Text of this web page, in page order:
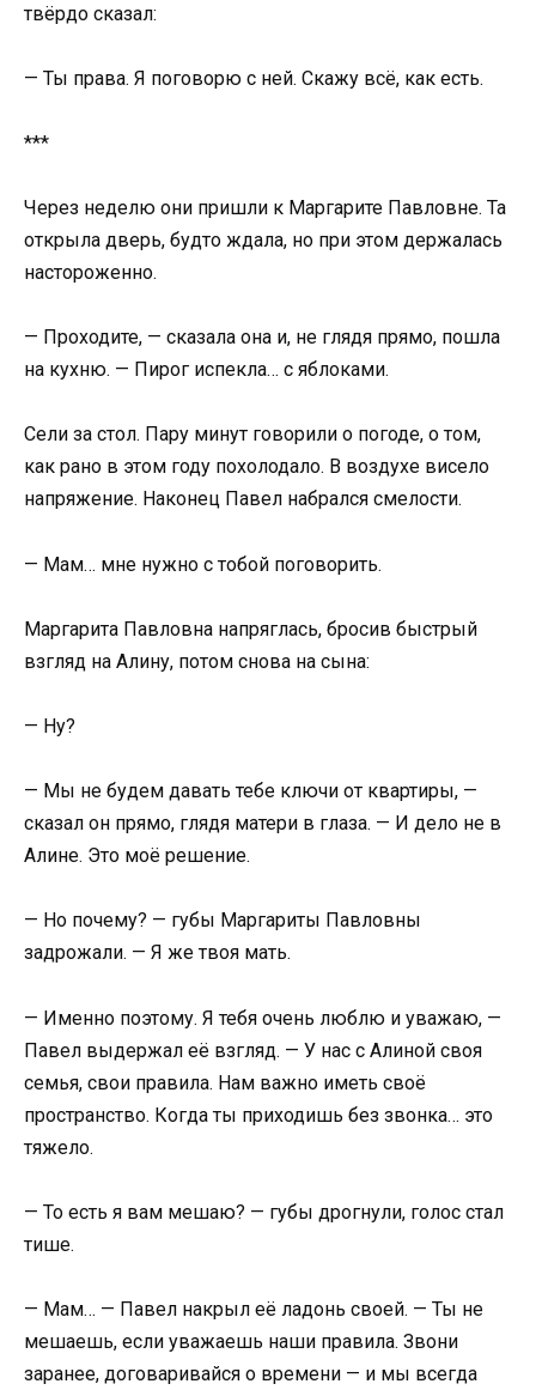
твёрдо сказал:
— Ты права. Я поговорю с ней. Скажу всё, как есть.
***
Через неделю они пришли к Маргарите Павловне. Та
открыла дверь, будто ждала, но при этом держалась
настороженно.
— Проходите, — сказала она и, не глядя прямо, пошла
на кухню. — Пирог испекла… с яблоками.
Сели за стол. Пару минут говорили о погоде, о том,
как рано в этом году похолодало. В воздухе висело
напряжение. Наконец Павел набрался смелости.
— Мам… мне нужно с тобой поговорить.
Маргарита Павловна напряглась, бросив быстрый
взгляд на Алину, потом снова на сына:
— Ну?
— Мы не будем давать тебе ключи от квартиры, —
сказал он прямо, глядя матери в глаза. — И дело не в
Алине. Это моё решение.
— Но почему? — губы Маргариты Павловны
задрожали. — Я же твоя мать.
— Именно поэтому. Я тебя очень люблю и уважаю, —
Павел выдержал её взгляд. — У нас с Алиной своя
семья, свои правила. Нам важно иметь своё
пространство. Когда ты приходишь без звонка… это
тяжело.
— То есть я вам мешаю? — губы дрогнули, голос стал
тише.
— Мам… — Павел накрыл её ладонь своей. — Ты не
мешаешь, если уважаешь наши правила. Звони
заранее, договаривайся о времени — и мы всегда